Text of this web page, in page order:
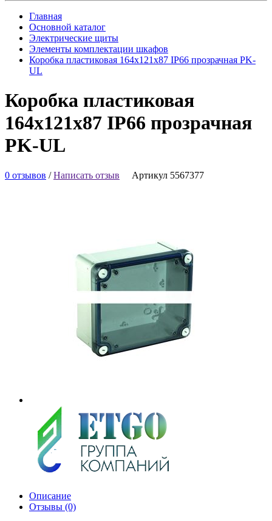
Главная
Основной каталог
Электрические щиты
Элементы комплектации шкафов
Коробка пластиковая 164х121х87 IP66 прозрачная PK-
UL
Коробка пластиковая
164х121х87 IP66 прозрачная
PK-UL
0 отзывов /Написать отзыв Артикул 5567377
Описание
Отзывы (0)